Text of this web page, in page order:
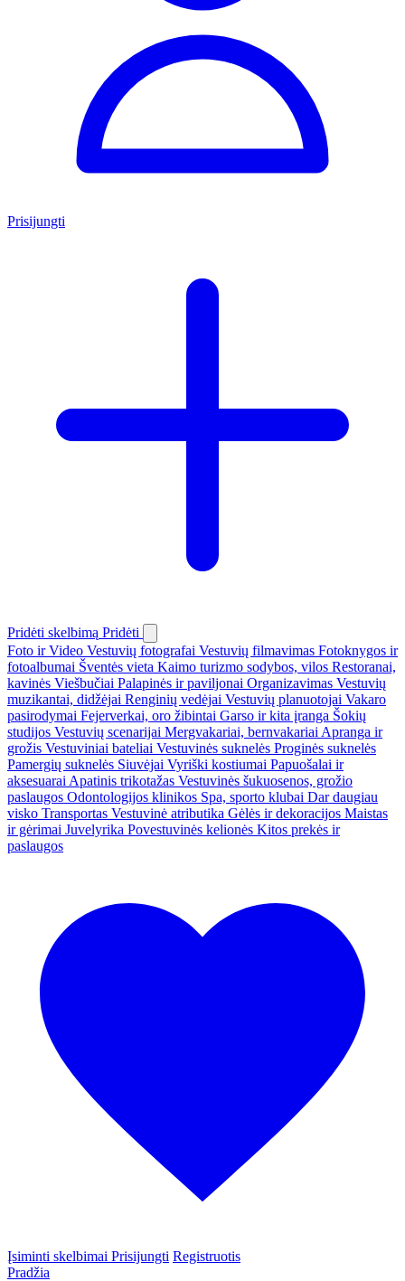
Prisijungti
Pridėti skelbimą Pridėti
Foto ir Video Vestuvių fotografai Vestuvių filmavimas Fotoknygos ir
fotoalbumai Šventės vieta Kaimo turizmo sodybos, vilos Restoranai,
kavinės Viešbučiai Palapinės ir paviljonai Organizavimas Vestuvių
muzikantai, didžėjai Renginių vedėjai Vestuvių planuotojai Vakaro
pasirodymai Fejerverkai, oro žibintai Garso ir kita įranga Šokių
studijos Vestuvių scenarijai Mergvakariai, bernvakariai Apranga ir
grožis Vestuviniai bateliai Vestuvinės suknelės Proginės suknelės
Pamergių suknelės Siuvėjai Vyriški kostiumai Papuošalai ir
aksesuarai Apatinis trikotažas Vestuvinės šukuosenos, grožio
paslaugos Odontologijos klinikos Spa, sporto klubai Dar daugiau
visko Transportas Vestuvinė atributika Gėlės ir dekoracijos Maistas
ir gėrimai Juvelyrika Povestuvinės kelionės Kitos prekės ir
paslaugos
Įsiminti skelbimai Prisijungti Registruotis
Pradžia